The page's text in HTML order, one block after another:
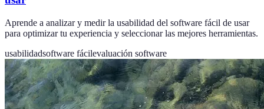
Aprende a analizar y medir la usabilidad del software fácil de usar
para optimizar tu experiencia y seleccionar las mejores herramientas.
usabilidadsoftware fácilevaluación software